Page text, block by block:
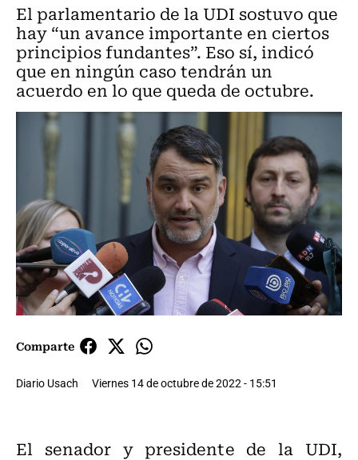
El parlamentario de la UDI sostuvo que
hay “un avance importante en ciertos
principios fundantes”. Eso sí, indicó
que en ningún caso tendrán un
acuerdo en lo que queda de octubre.
Comparte
Diario Usach Viernes 14 de octubre de 2022 - 15:51
El senador y presidente de la UDI,